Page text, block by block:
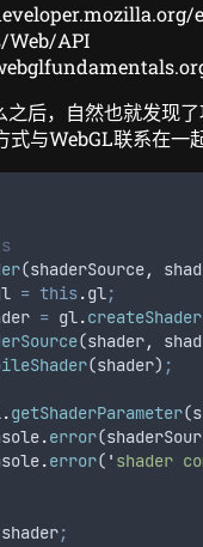
Web/API
后，自然也就发现
式与WebGL联系在一
(shaderSource,
= this.gl;
= gl.createShader
(shader,
(shader) ;
.getShaderParameter(
.error(
.error( ' shader
shader;